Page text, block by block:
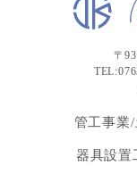
〒
管工事業
器具設置